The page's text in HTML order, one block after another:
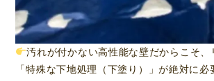
汚れが付かない高性能な壁だからこそ、
「特殊な下地処理（下塗り）」が絶対に必